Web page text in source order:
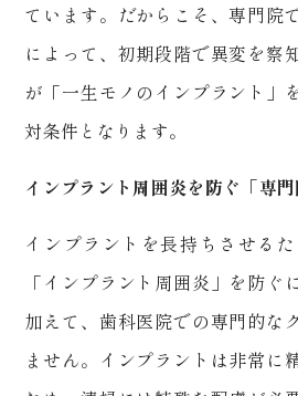
ています。だからこそ、専門院
によって、初期段階で異変を察
が「一生モノのインプラント」
対条件となります。
インプラント周囲炎を防ぐ「専門
インプラントを長持ちさせる
「インプラント周囲炎」を防ぐ
加えて、歯科医院での専門的な
ません。インプラントは非常に